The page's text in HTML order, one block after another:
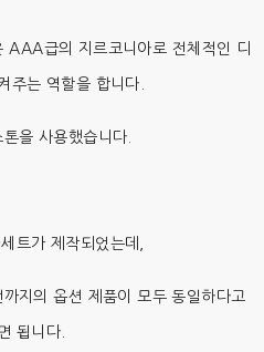
AAA급의 지르코니아로 전체적인 디
주는 역할을 합니다.
을 사용했습니다.
트가 제작되었는데,
지의 옵션 제품이 모두 동일하다고
됩니다.